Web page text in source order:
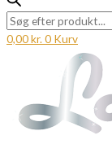
0,00kr.0 Kurv